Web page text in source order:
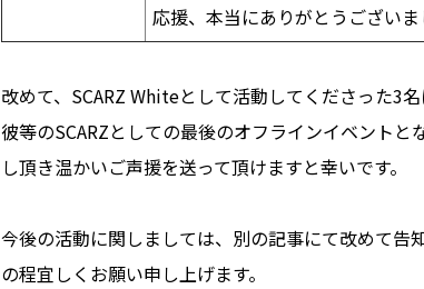
応援、本当にありがとうございま
改めて、SCARZ Whiteとして活動してくださった3
彼等のSCARZとしての最後のオフラインイベント
し頂き温かいご声援を送って頂けますと幸いです。
今後の活動に関しましては、別の記事にて改めて
の程宜しくお願い申し上げます。